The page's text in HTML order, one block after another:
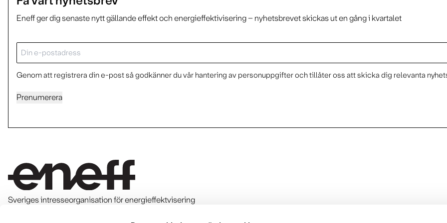
Eneff ger dig senaste nytt gällande effekt och energieffektivisering – nyhetsbrevet skickas ut en gång i kvartalet
E-
post
Genom att registrera din e-post så godkänner du vår hantering av personuppgifter och tillåter oss att skicka dig relevanta
Prenumerera
Sveriges intresseorganisation för energieffektvisering